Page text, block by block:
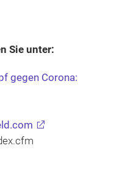
Sie unter:
gegen Corona: